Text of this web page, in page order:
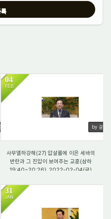
04
FEB
by 갈렙
사무엘하강해(27) 압살롬에 이은 세바의
반란과 그 진압이 보여주는 교훈(삼하
19:40~20:26)_2022-02-04(금)
31
JAN